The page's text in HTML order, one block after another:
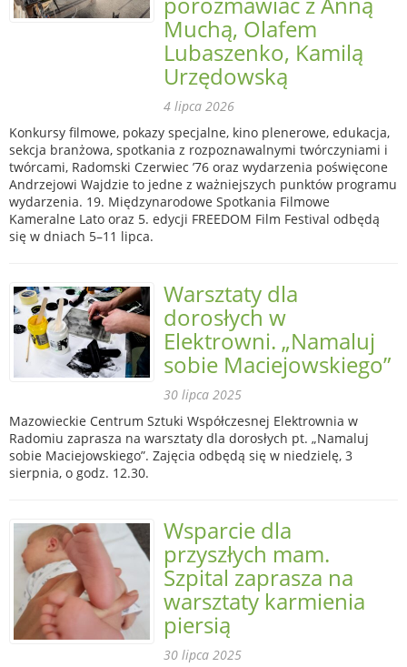
Muchą, Olafem
Lubaszenko, Kamilą
Urzędowską
4 lipca 2026
Konkursy filmowe, pokazy specjalne, kino plenerowe, edukacja,
sekcja branżowa, spotkania z rozpoznawalnymi twórczyniami i
twórcami, Radomski Czerwiec ’76 oraz wydarzenia poświęcone
Andrzejowi Wajdzie to jedne z ważniejszych punktów programu
wydarzenia. 19. Międzynarodowe Spotkania Filmowe
Kameralne Lato oraz 5. edycji FREEDOM Film Festival odbędą
się w dniach 5–11 lipca.
Warsztaty dla
dorosłych w
Elektrowni. „Namaluj
sobie Maciejowskiego”
30 lipca 2025
Mazowieckie Centrum Sztuki Współczesnej Elektrownia w
Radomiu zaprasza na warsztaty dla dorosłych pt. „Namaluj
sobie Maciejowskiego”. Zajęcia odbędą się w niedzielę, 3
sierpnia, o godz. 12.30.
Wsparcie dla
przyszłych mam.
Szpital zaprasza na
warsztaty karmienia
piersią
30 lipca 2025